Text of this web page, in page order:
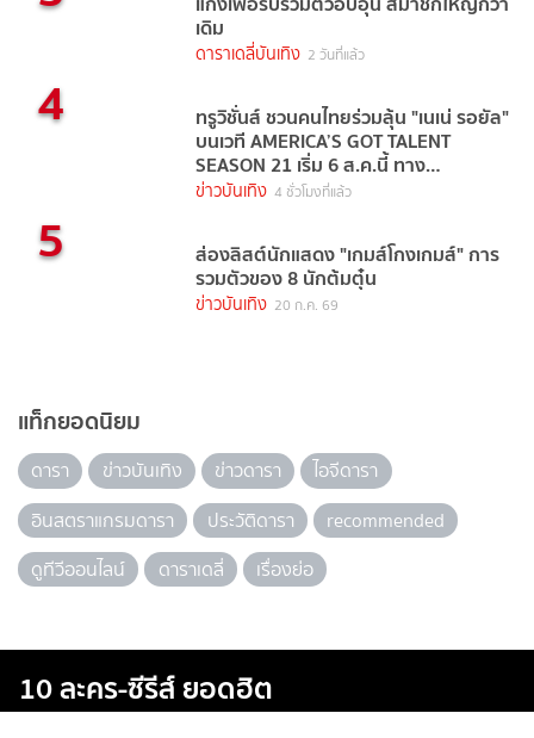
เดิม
ดาราเดลี่บันเทิง 2 วันที่แล้ว
4 ทรูวิชั่นส์ ชวนคนไทยร่วมลุ้น "เนเน่ รอยัล"
บนเวที AMERICA’S GOT TALENT
SEASON 21 เริ่ม 6 ส.ค.นี้ ทาง
TrueVisions NOW
ข่าวบันเทิง 4 ชั่วโมงที่แล้ว
5 ส่องลิสต์นักแสดง "เกมส์โกงเกมส์" การ
รวมตัวของ 8 นักต้มตุ๋น
ข่าวบันเทิง 20 ก.ค. 69
แท็กยอดนิยม
ดารา ข่าวบันเทิง ข่าวดารา
ไอจีดารา
อินสตราแกรมดารา
ประวัติดารา
recommended
ดูทีวีออนไลน์
ดาราเดลี่ เรื่องย่อ
10 ละคร-ซีรีส์ ยอดฮิต